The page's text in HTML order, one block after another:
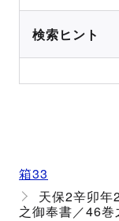
検索ヒント
箱33
天保2辛卯年
之御奉書／46巻